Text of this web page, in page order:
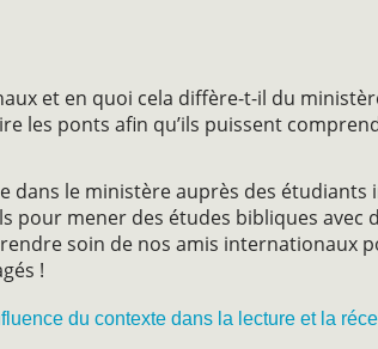
et en quoi cela diffère-t-il du
les ponts afin qu’ils puissent
dans le ministère auprès des
pour mener des études bibliques avec
soin de nos amis internationaux
!
du contexte dans la lecture et la